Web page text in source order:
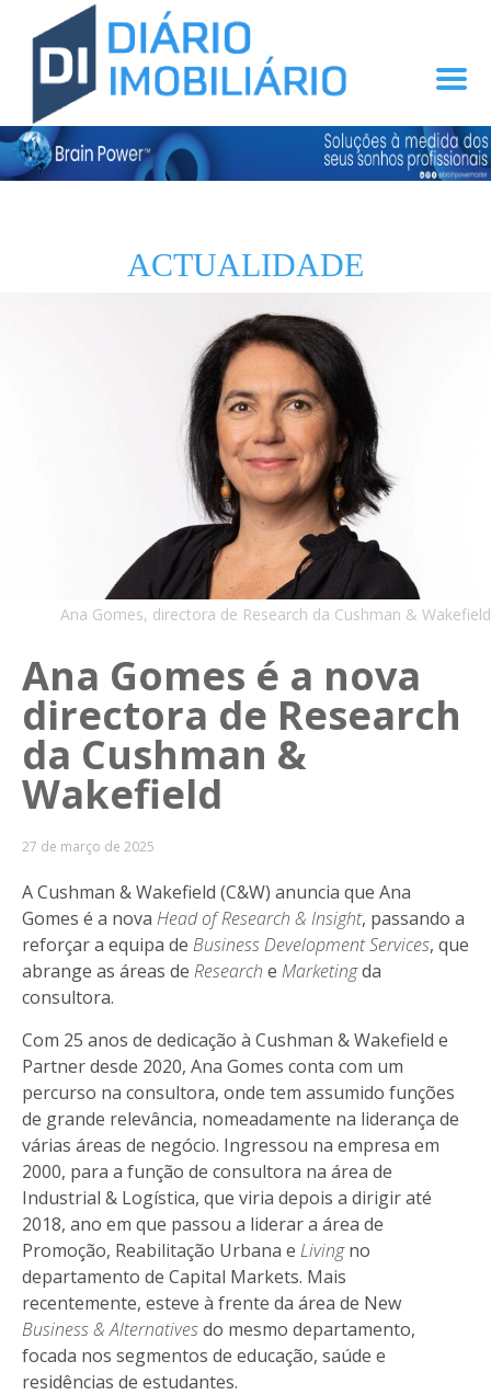
ACTUALIDADE
Ana Gomes, directora de Research da Cushman & Wakefield
Ana Gomes é a nova
directora de Research
da Cushman &
Wakefield
27 de março de 2025
A Cushman & Wakefield (C&W) anuncia que Ana
Gomes é a nova Head of Research & Insight, passando a
reforçar a equipa de Business Development Services, que
abrange as áreas de Research e Marketingda
consultora.
Com 25 anos de dedicação à Cushman & Wakefield e
Partner desde 2020, Ana Gomes conta com um
percurso na consultora, onde tem assumido funções
de grande relevância, nomeadamente na liderança de
várias áreas de negócio. Ingressou na empresa em
2000, para a função de consultora na área de
Industrial & Logística, que viria depois a dirigir até
2018, ano em que passou a liderar a área de
Promoção, Reabilitação Urbana e Livingno
departamento de Capital Markets. Mais
recentemente, esteve à frente da área de New
Business & Alternativesdo mesmo departamento,
focada nos segmentos de educação, saúde e
residências de estudantes.